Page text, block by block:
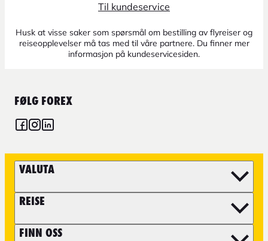
Til kundeservice
Husk at visse saker som spørsmål om bestilling av flyreiser og
reiseopplevelser må tas med til våre partnere. Du finner mer
informasjon på kundeservicesiden.
FØLG FOREX
VALUTA
REISE
FINN OSS